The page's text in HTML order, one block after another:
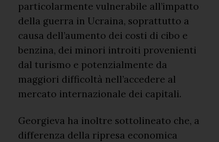
particolarmente vulnerabile all’impatto
della guerra in Ucraina, soprattutto a
causa dell’aumento dei costi di cibo e
benzina, dei minori introiti provenienti
dal turismo e potenzialmente da
maggiori difficoltà nell’accedere al
mercato internazionale dei capitali.
Georgieva ha inoltre sottolineato che, a
differenza della ripresa economica